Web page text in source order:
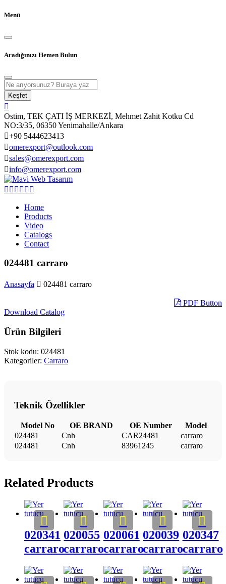
Menü
Aradığınızı Hemen Bulun
Keşfet
Ostim, TEK ÇATI İŞ MERKEZİ, Mehmet Zahit Kotku Cd
NO:3/35, 06350 Yenimahalle/Ankara
+90 5444623413
omerexport@outlook.com
sales@omerexport.com
info@omerexport.com
Home
Products
Video
Catalogs
Contact
024481 carraro
Anasayfa 024481 carraro
PDF Button
Download Catalog
Ürün Bilgileri
Stok kodu: 024481
Kategoriler: Carraro
Teknik Özellikler
Model No OE BRAND OE Number
Model
024481
Cnh CAR24481
carraro
024481
Cnh 83961245 carraro
Related Products
020341
carraro
020055
carraro
020061
carraro
020039
carraro
020347
carraro